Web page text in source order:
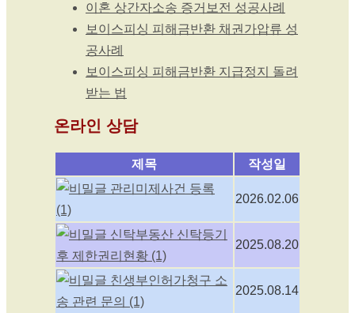
이혼 상간자소송 증거보전 성공사례
보이스피싱 피해금반환 채권가압류 성
공사례
보이스피싱 피해금반환 지급정지 돌려
받는 법
온라인 상담
제목
작성일
관리미제사건 등록
(1)
2026.02.06
신탁부동산 신탁등기
후 제한권리현황 (1)
2025.08.20
친생부인허가청구 소
송 관련 문의 (1)
2025.08.14